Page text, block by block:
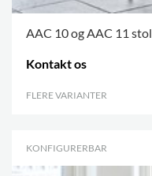
AAC 10 og AAC 11 stol
Kontakt os
FLERE VARIANTER
KONFIGURERBAR